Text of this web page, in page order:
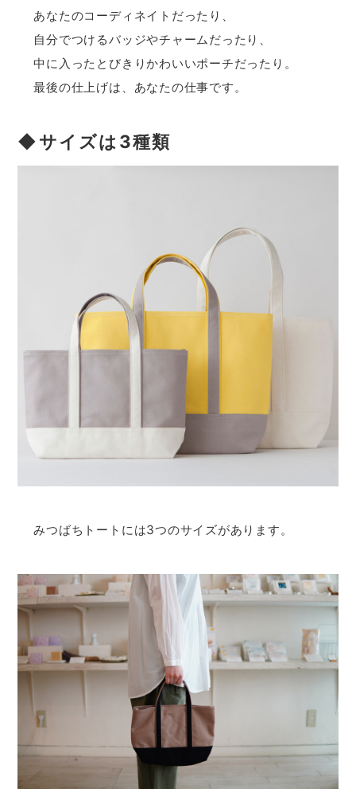
あなたのコーディネイトだったり、
自分でつけるバッジやチャームだったり、
中に入ったとびきりかわいいポーチだったり。
最後の仕上げは、あなたの仕事です。
◆サイズは3種類
みつばちトートには3つのサイズがあります。